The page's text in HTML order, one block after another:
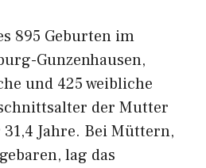
895 Geburten im
Gunzenhausen,
und 425 weibliche
der Mutter
Jahre. Bei Müttern,
lag das